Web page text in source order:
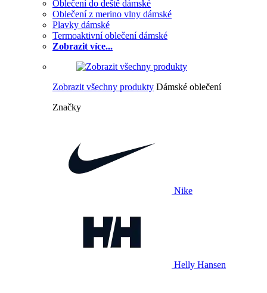
Oblečení do deště dámské
Oblečení z merino vlny dámské
Plavky dámské
Termoaktivní oblečení dámské
Zobrazit více...
Zobrazit všechny produkty Dámské oblečení
Značky
Nike
Helly Hansen